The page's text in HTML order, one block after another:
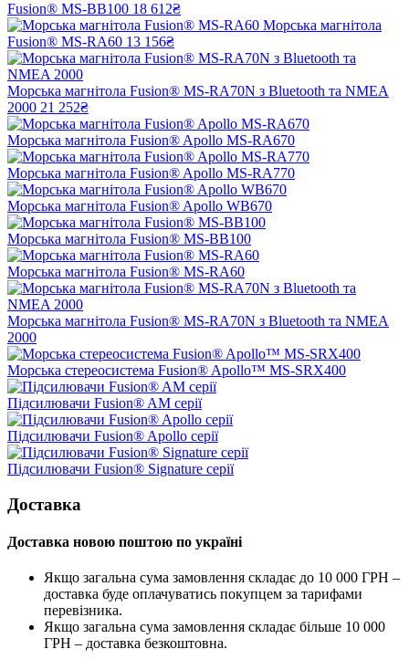
Fusion® MS-BB100 18 612₴
Морська магнітола
Fusion® MS-RA60 13 156₴
Морська магнітола Fusion® MS-RA70N з Bluetooth та NMEA
2000 21 252₴
Морська магнітола Fusion® Apollo MS-RA670
Морська магнітола Fusion® Apollo MS-RA770
Морська магнітола Fusion® Apollo WB670
Морська магнітола Fusion® MS-BB100
Морська магнітола Fusion® MS-RA60
Морська магнітола Fusion® MS-RA70N з Bluetooth та NMEA
2000
Морська стереосистема Fusion® Apollo™ MS-SRX400
Підсилювачи Fusion® AM серії
Підсилювачи Fusion® Apollo серії
Підсилювачи Fusion® Signature серії
Доставка
Доставка новою поштою по україні
Якщо загальна сума замовлення складає до 10 000 ГРН –
доставка буде оплачуватись покупцем за тарифами
перевізника.
Якщо загальна сума замовлення складає більше 10 000
ГРН – доставка безкоштовна.